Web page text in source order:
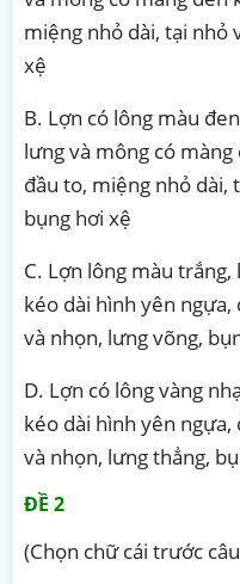
miệng nhỏ dài, tại nhỏ
xệ
B. Lợn có lông màu
lưng và mông có
đầu to, miệng nhỏ dài,
bụng hơi xệ
C. Lợn lông màu
kéo dài hình yên
và nhọn, lưng võng,
D. Lợn có lông vàng
kéo dài hình yên
và nhọn, lưng thẳng,
ĐỀ 2
(Chọn chữ cái trước